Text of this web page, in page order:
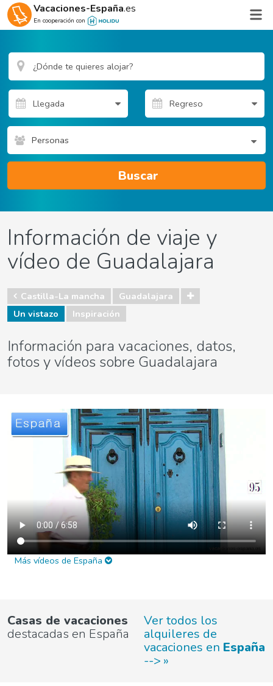
Vacaciones-España.es
En cooperación con
Personas
Buscar
Información de viaje y
vídeo de Guadalajara
Castilla-La mancha
Guadalajara
Un vistazo
Inspiración
Información para vacaciones, datos,
fotos y vídeos sobre Guadalajara
Más vídeos de España
Casas de vacaciones
destacadas en España
Ver todos los
alquileres de
vacaciones en España
-->